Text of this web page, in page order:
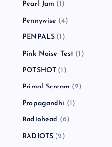
Pearl Jam (1)
Pennywise (4)
PENPALS (1)
Pink Noise Test (1)
POTSHOT (1)
Primal Scream (2)
Propagandhi (1)
Radiohead (6)
RADIOTS (2)